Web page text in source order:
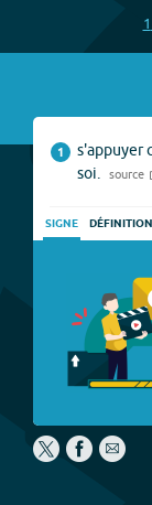
1
1
s'appuyer
soi.
source
SIGNE